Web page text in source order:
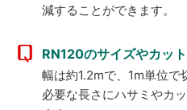
減することができます。
RN120のサイズやカッ
幅は約1.2mで、1m単位で
必要な長さにハサミやカ